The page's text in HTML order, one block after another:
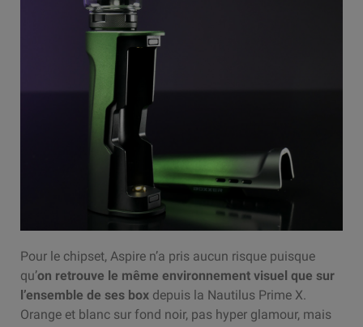
Pour le chipset, Aspire n’a pris aucun risque puisque
qu’on retrouve le même environnement visuel que sur
l’ensemble de ses box depuis la Nautilus Prime X.
Orange et blanc sur fond noir, pas hyper glamour, mais